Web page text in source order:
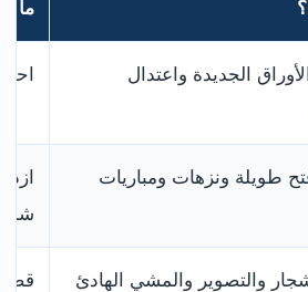
ما
الجديدة واعتدال
طويلة ونزهات ومباريات
والتصوير والمشي الهادئ
قصر